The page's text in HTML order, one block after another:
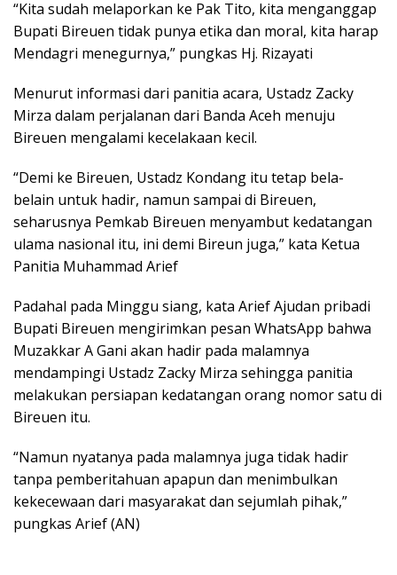
“Kita sudah melaporkan ke Pak Tito, kita menganggap
Bupati Bireuen tidak punya etika dan moral, kita harap
Mendagri menegurnya,” pungkas Hj. Rizayati
Menurut informasi dari panitia acara, Ustadz Zacky
Mirza dalam perjalanan dari Banda Aceh menuju
Bireuen mengalami kecelakaan kecil.
“Demi ke Bireuen, Ustadz Kondang itu tetap bela-
belain untuk hadir, namun sampai di Bireuen,
seharusnya Pemkab Bireuen menyambut kedatangan
ulama nasional itu, ini demi Bireun juga,” kata Ketua
Panitia Muhammad Arief
Padahal pada Minggu siang, kata Arief Ajudan pribadi
Bupati Bireuen mengirimkan pesan WhatsApp bahwa
Muzakkar A Gani akan hadir pada malamnya
mendampingi Ustadz Zacky Mirza sehingga panitia
melakukan persiapan kedatangan orang nomor satu di
Bireuen itu.
“Namun nyatanya pada malamnya juga tidak hadir
tanpa pemberitahuan apapun dan menimbulkan
kekecewaan dari masyarakat dan sejumlah pihak,”
pungkas Arief (AN)